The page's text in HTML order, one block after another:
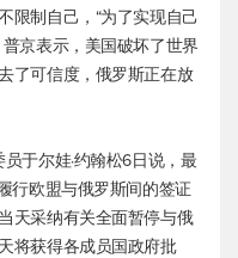
限制自己，“为了实现自己
京表示，美国破坏了世界
了可信度，俄罗斯正在放
于尔娃·约翰松6日说，最
行欧盟与俄罗斯间的签证
天采纳有关全面暂停与俄
将获得各成员国政府批